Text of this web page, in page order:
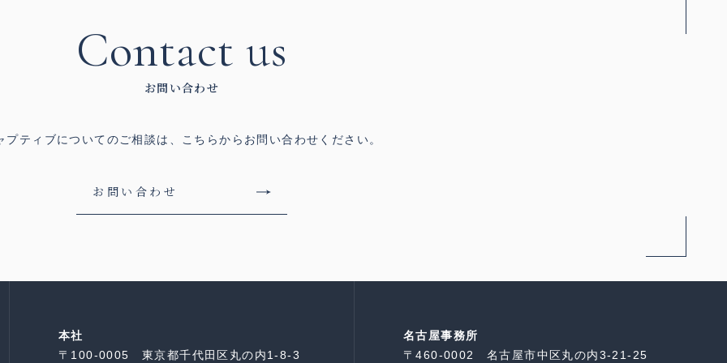
Contact us
お問い合わせ
プティブについてのご相談は、 こちらからお問い合わせください。
お問い合わせ
本社
〒100-0005 東京都千代田区丸の内1-8-3
名古屋事務所
〒460-0002 名古屋市中区丸の内3-21-25